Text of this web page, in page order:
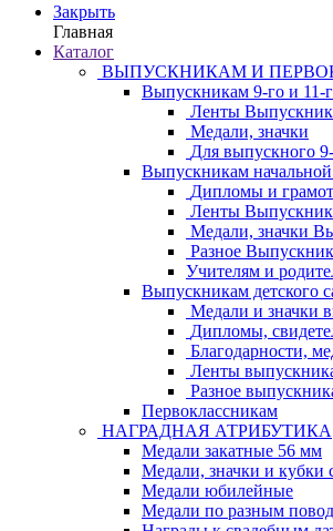
Закрыть
Главная
Каталог
ВЫПУСКНИКАМ И
Выпускникам 9-го и 11-
Ленты
Медали, значки
Для выпускного
Выпускникам
Дипломы и
Ленты
Медали, значки
Разное
Учителям и
Выпускникам детского
Медали и значки
Дипломы,
Благодарности,
Ленты
Разное
Первоклассникам
НАГРАДНАЯ АТРИБУТИКА
Медали закатные 56 мм
Медали, значки и кубки
Медали юбилейные
Медали по разным